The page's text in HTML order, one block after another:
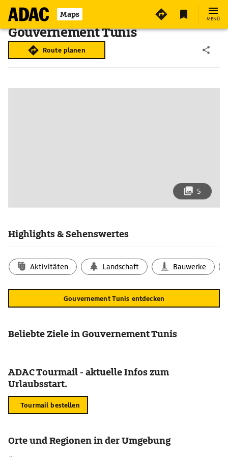
Maps MENÜ
Gouvernement Tunis
Route planen
5
Highlights & Sehenswertes
Aktivitäten Landschaft Bauwerke
Gouvernement Tunis entdecken
Beliebte Ziele in Gouvernement Tunis
ADAC Tourmail - aktuelle Infos zum
Urlaubsstart.
Tourmail bestellen
Orte und Regionen in der Umgebung